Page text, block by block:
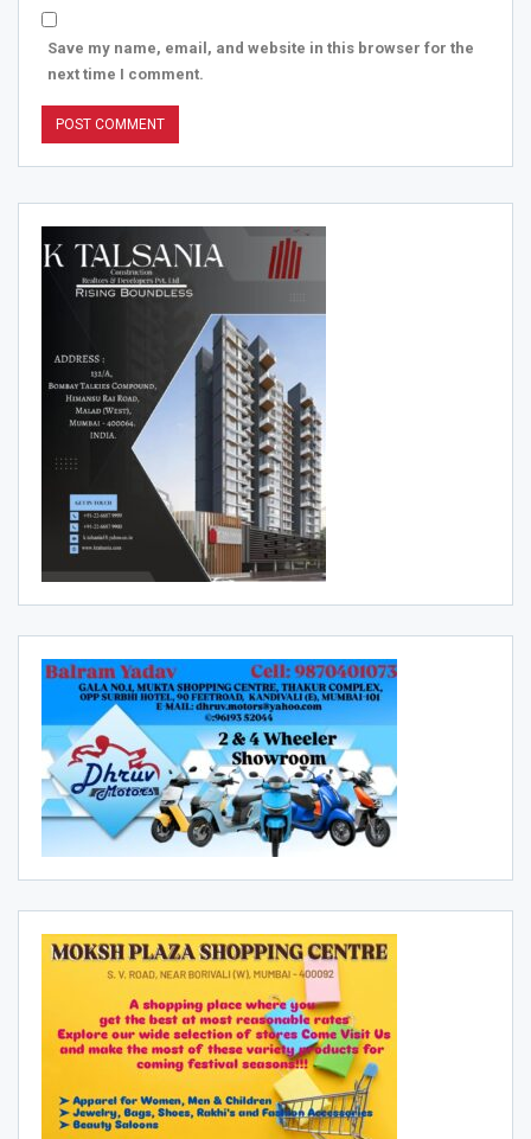
Save my name, email, and website in this browser for the
next time I comment.